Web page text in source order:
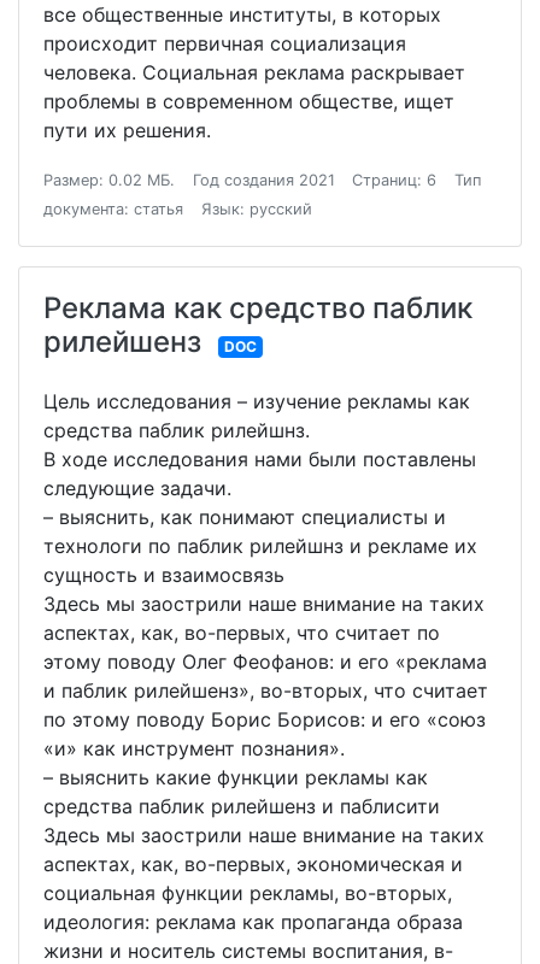
все общественные институты, в которых
происходит первичная социализация
человека. Социальная реклама раскрывает
проблемы в современном обществе, ищет
пути их решения.
Размер: 0.02 МБ. Год создания 2021 Страниц: 6
Тип
документа: статья
Язык: русский
Реклама как средство паблик
рилейшенз
DOC
Цель исследования – изучение рекламы как
средства паблик рилейшнз.
В ходе исследования нами были поставлены
следующие задачи.
– выяснить, как понимают специалисты и
технологи по паблик рилейшнз и рекламе их
сущность и взаимосвязь
Здесь мы заострили наше внимание на таких
аспектах, как, во-первых, что считает по
этому поводу Олег Феофанов: и его «реклама
и паблик рилейшенз», во-вторых, что считает
по этому поводу Борис Борисов: и его «союз
«и» как инструмент познания».
– выяснить какие функции рекламы как
средства паблик рилейшенз и паблисити
Здесь мы заострили наше внимание на таких
аспектах, как, во-первых, экономическая и
социальная функции рекламы, во-вторых,
идеология: реклама как пропаганда образа
жизни и носитель системы воспитания, в-